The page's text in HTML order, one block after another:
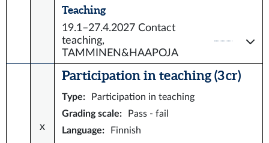
Teaching
19.1–27.4.2027 Contact
teaching,
TAMMINEN&HAAPOJA
x
Participation in teaching (3 cr)
Type:
Participation in teaching
Grading scale:
Pass - fail
Language: Finnish